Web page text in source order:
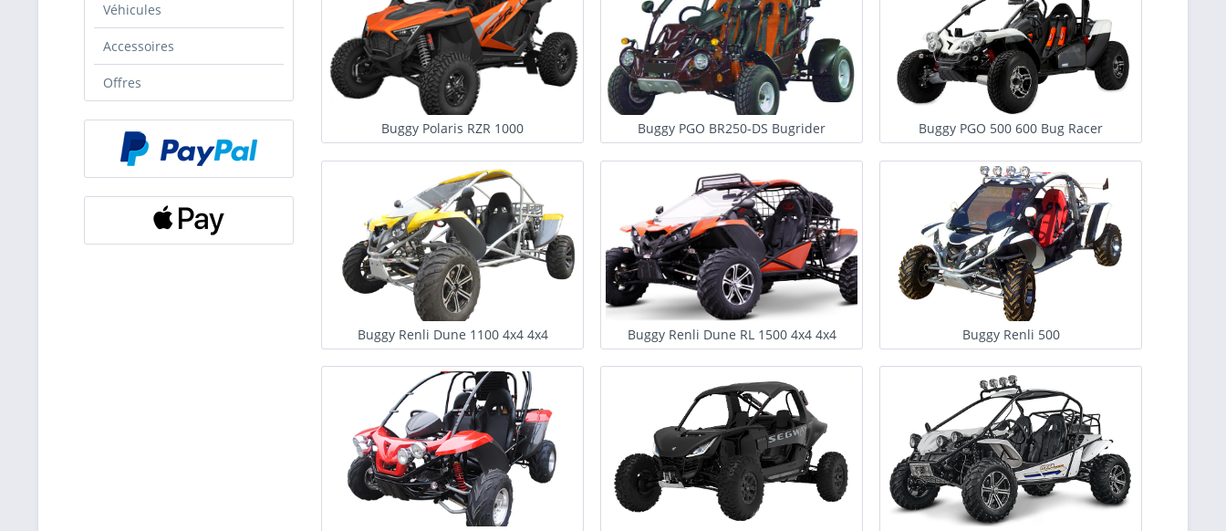
Véhicules
Accessoires
Offres
Buggy Polaris RZR 1000 Buggy PGO BR250-DS Bugrider Buggy PGO 500 600 Bug Racer
Buggy Renli Dune 1100 4x4 4x4 Buggy Renli Dune RL 1500 4x4 4x4 Buggy Renli 500